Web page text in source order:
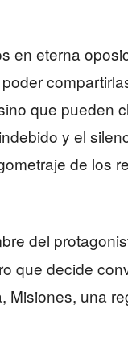
en eterna
que pueden
y el
de los
del
que decide
Misiones, una